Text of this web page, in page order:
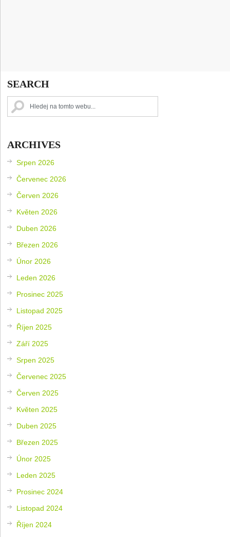
SEARCH
ARCHIVES
Srpen 2026
Červenec 2026
Červen 2026
Květen 2026
Duben 2026
Březen 2026
Únor 2026
Leden 2026
Prosinec 2025
Listopad 2025
Říjen 2025
Září 2025
Srpen 2025
Červenec 2025
Červen 2025
Květen 2025
Duben 2025
Březen 2025
Únor 2025
Leden 2025
Prosinec 2024
Listopad 2024
Říjen 2024